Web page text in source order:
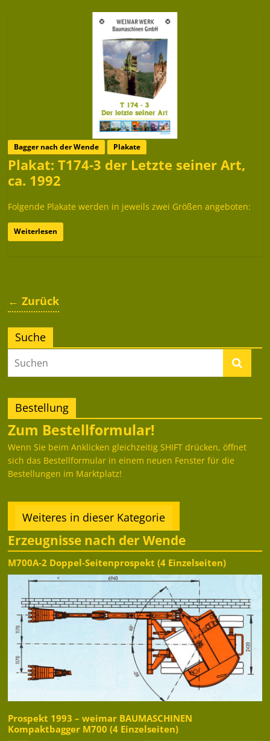
Bagger nach der Wende Plakate
Plakat: T174-3 der Letzte seiner Art,
ca. 1992
Folgende Plakate werden in jeweils zwei Größen angeboten:
Weiterlesen
← Zurück
Suche
Bestellung
Zum Bestellformular!
Wenn Sie beim Anklicken gleichzeitig SHIFT drücken, öffnet
sich das Bestellformular in einem neuen Fenster für die
Bestellungen im Marktplatz!
Weiteres in dieser Kategorie
Erzeugnisse nach der Wende
M700A-2 Doppel-Seitenprospekt (4 Einzelseiten)
Prospekt 1993 – weimar BAUMASCHINEN
Kompaktbagger M700 (4 Einzelseiten)